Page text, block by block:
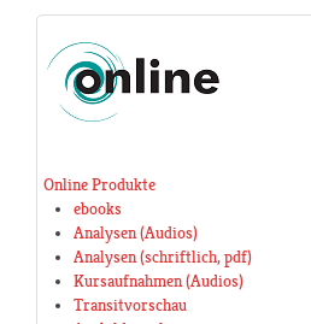
Online Produkte
ebooks
Analysen (Audios)
Analysen (schriftlich, pdf)
Kursaufnahmen (Audios)
Transitvorschau